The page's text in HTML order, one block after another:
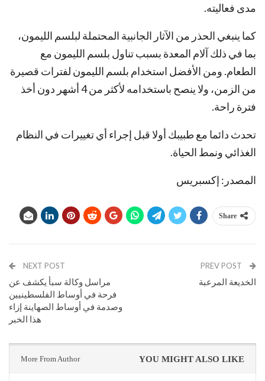
مدى فعاليته.
كما ينبغي الحذر من الآثار الجانبية المحتملة لبلسم الليمون،
بما في ذلك آلام المعدة بسبب تناول بلسم الليمون مع
الطعام. ومن الأفضل استخدام بلسم الليمون لفترات قصيرة
من الزمن، ولا ينصح باستخدامه لأكثر من 4 أشهر دون أخذ
فترة راحة.
تحدث دائما مع طبيبك أولا قبل إجراء أي تغييرات في النظام
الغذائي ونمط الحياة.
المصدر: إكسبريس
Share
الخديعة المرعبة
NEXT POST
مراسل وكالة سبأ يكشف عن
فرحة في أوساط الفلسطينيين
وصدمة في أوساط الصهاينة إزاء
هذا الخبر
YOU MIGHT ALSO LIKE
More From Author